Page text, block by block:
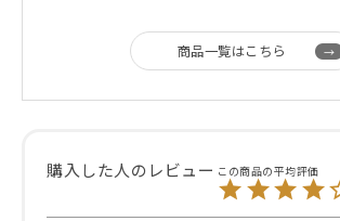
商品一覧はこちら